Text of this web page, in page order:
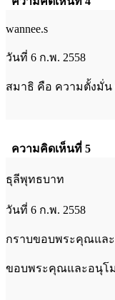
wannee.s
วันที่ 6 ก.พ. 2558
สมาธิ คือ ความตั้งมั่
ความคิดเห็นที่ 5
ธุลีพุทธบาท
วันที่ 6 ก.พ. 2558
กราบขอบพระคุณแล
ขอบพระคุณและอนุโ